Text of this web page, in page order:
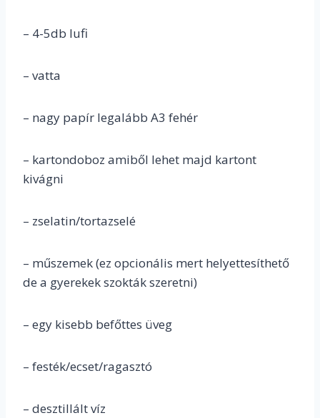
– 4-5db lufi
– vatta
– nagy papír legalább A3 fehér
– kartondoboz amiből lehet majd kartont
kivágni
– zselatin/tortazselé
– műszemek (ez opcionális mert helyettesíthető
de a gyerekek szokták szeretni)
– egy kisebb befőttes üveg
– festék/ecset/ragasztó
– desztillált víz